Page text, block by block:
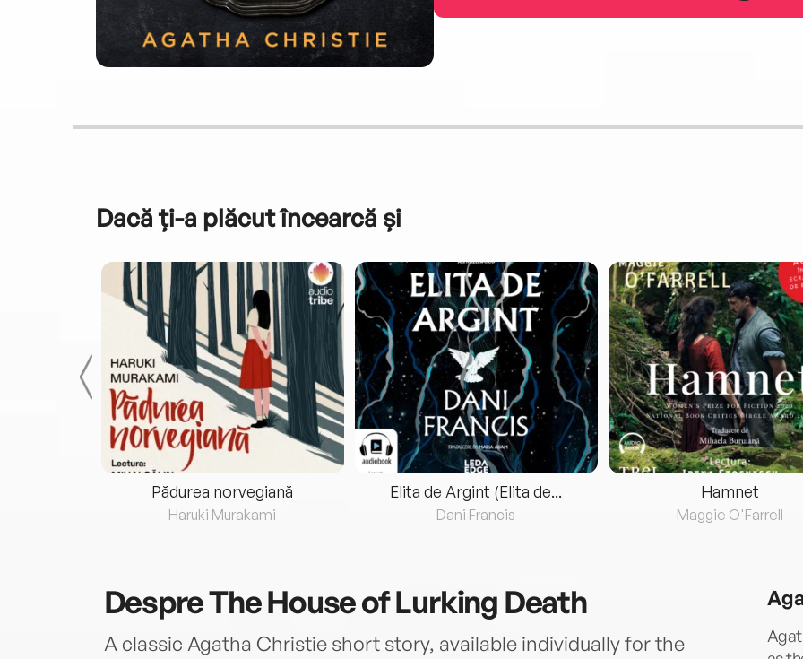
Dacă ți-a plăcut încearcă și
Pădurea norvegiană
Haruki Murakami
Elita de Argint (Elita de...
Dani Francis
Hamnet
Maggie O'Farrell
DespreThe House of Lurking Death
A classic Agatha Christie short story, available individually for the